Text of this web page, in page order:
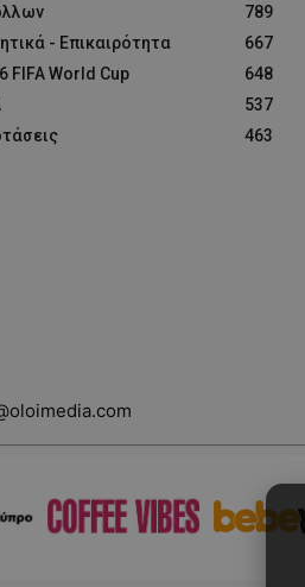
789
- Επικαιρότητα
667
FIFA World Cup
648
537
463